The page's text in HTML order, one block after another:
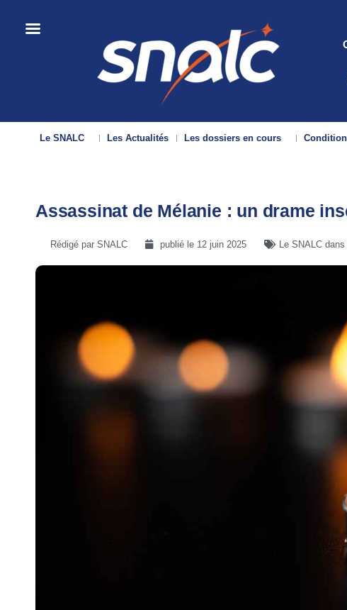
Le SNALC Les Actualités Les dossiers en cours
Assassinat de Mélanie : un drame
Rédigé par SNALC publié le 12 juin 2025 Le SNALC